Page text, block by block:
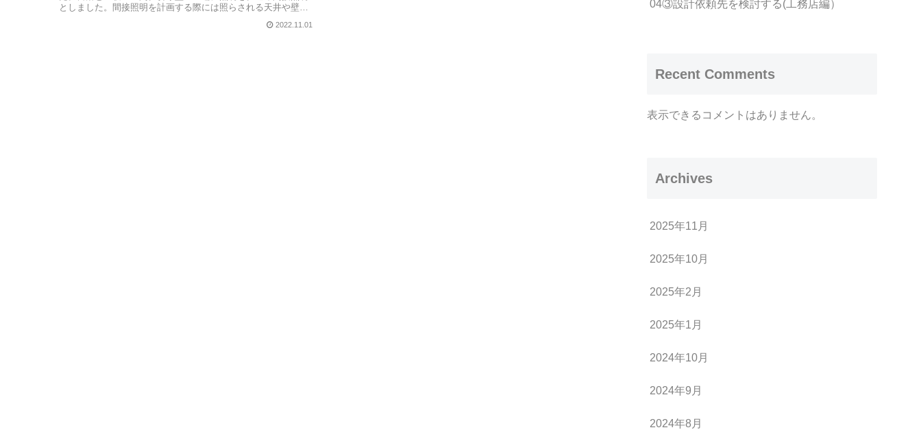
としました。間接照明を計画する際には照らされる天井や壁面
2022.11.01
04③設計依頼先を検討する(工務店編）
Recent Comments
表示できるコメントはありません。
Archives
2025年11月
2025年10月
2025年2月
2025年1月
2024年10月
2024年9月
2024年8月